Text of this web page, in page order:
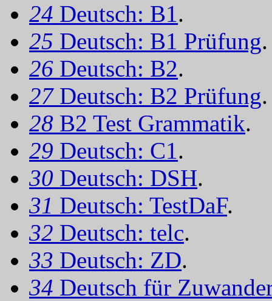
24 Deutsch: B1.
25 Deutsch: B1 Prüfung.
26 Deutsch: B2.
27 Deutsch: B2 Prüfung.
28 B2 Test Grammatik.
29 Deutsch: C1.
30 Deutsch: DSH.
31 Deutsch: TestDaF.
32 Deutsch: telc.
33 Deutsch: ZD.
34 Deutsch für